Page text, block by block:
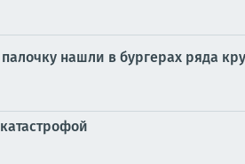
нашли в бургерах ряда